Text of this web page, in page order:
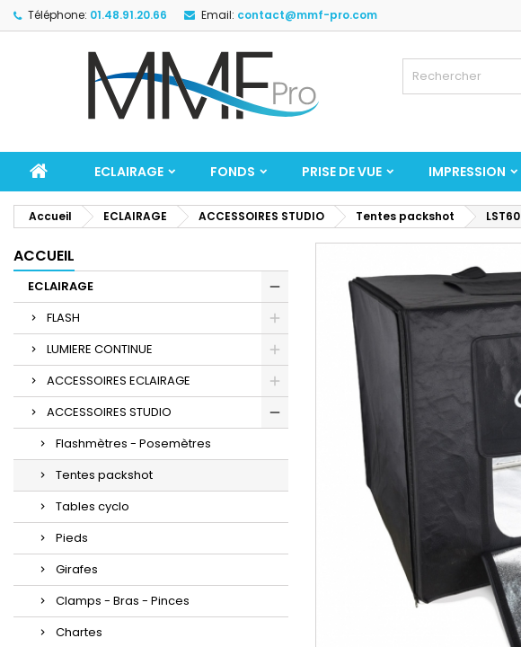
Téléphone: 01.48.91.20.66 Email: contact@mmf-pro.com
ECLAIRAGE FONDS PRISE DE VUE IMPRESSION
Accueil ECLAIRAGE ACCESSOIRES STUDIO Tentes packshot LST60
ACCUEIL
ECLAIRAGE
FLASH
LUMIERE CONTINUE
ACCESSOIRES ECLAIRAGE
ACCESSOIRES STUDIO
Flashmètres - Posemètres
Tentes packshot
Tables cyclo
Pieds
Girafes
Clamps - Bras - Pinces
Chartes